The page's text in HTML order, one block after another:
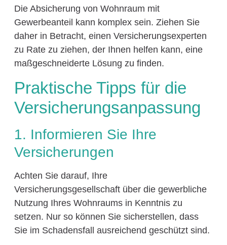
Die Absicherung von Wohnraum mit
Gewerbeanteil kann komplex sein. Ziehen Sie
daher in Betracht, einen Versicherungsexperten
zu Rate zu ziehen, der Ihnen helfen kann, eine
maßgeschneiderte Lösung zu finden.
Praktische Tipps für die
Versicherungsanpassung
1. Informieren Sie Ihre
Versicherungen
Achten Sie darauf, Ihre
Versicherungsgesellschaft über die gewerbliche
Nutzung Ihres Wohnraums in Kenntnis zu
setzen. Nur so können Sie sicherstellen, dass
Sie im Schadensfall ausreichend geschützt sind.